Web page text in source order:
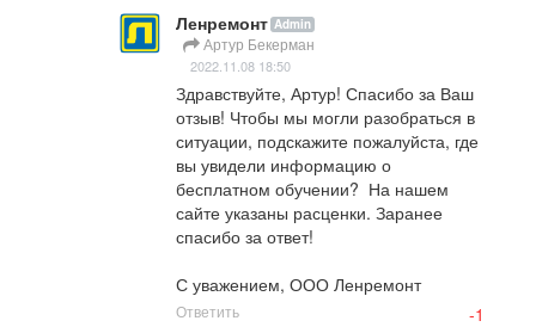
Ленремонт Admin
Артур Бекерман
2022.11.08 18:50
Здравствуйте, Артур! Спасибо за Ваш
отзыв! Чтобы мы могли разобраться в
ситуации, подскажите пожалуйста, где
вы увидели информацию о
бесплатном обучении?  На нашем
сайте указаны расценки. Заранее
спасибо за ответ!
С уважением, ООО Ленремонт
Ответить -1